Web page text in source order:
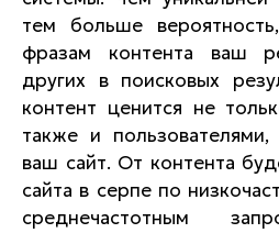
тем больше
фразам контента ваш
других в поисковых
контент ценится не
также и
ваш сайт. От контента
сайта в серпе по
среднечастотным